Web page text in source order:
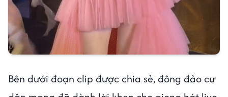
Bên dưới đoạn clip được chia sẻ, đông đảo cư